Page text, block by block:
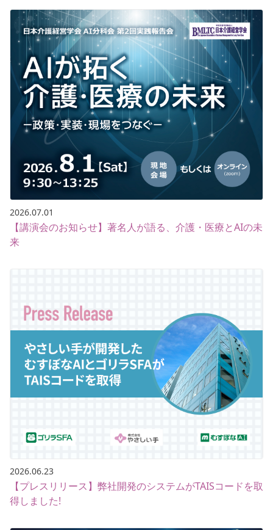
2026.07.01
【講演会のお知らせ】著名人が語る、介護・医療とAIの未
来
2026.06.23
【プレスリリース】弊社開発のシステムがTAISコードを取
得しました!